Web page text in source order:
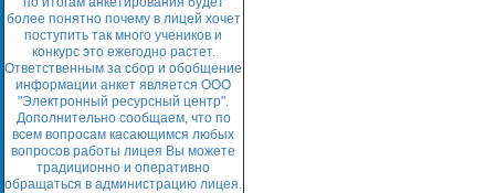
более понятно почему в лицей хочет
поступить так много учеников и
конкурс это ежегодно растет.
Ответственным за сбор и обобщение
информации анкет является ООО
"Электронный ресурсный центр".
Дополнительно сообщаем, что по
всем вопросам касающимся любых
вопросов работы лицея Вы можете
традиционно и оперативно
обращаться в администрацию лицея.